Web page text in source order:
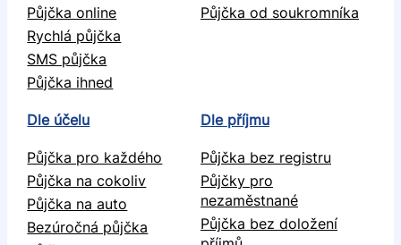
Půjčka online
Rychlá půjčka
SMS půjčka
Půjčka ihned
Půjčka od soukromníka
Dle účelu
Půjčka pro každého
Půjčka na cokoliv
Půjčka na auto
Bezúročná půjčka
Dle příjmu
Půjčka bez registru
Půjčky pro
nezaměstnané
Půjčka bez doložení